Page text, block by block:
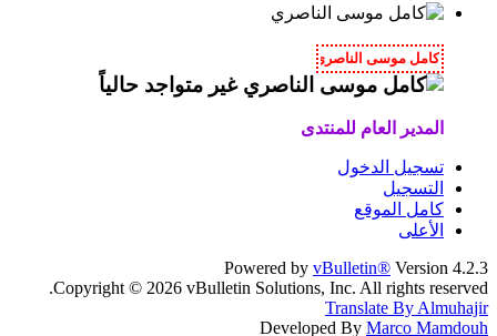
المدير العام للمنتدى
تسجيل الدخول
التسجيل
كامل الموقع
الأعلى
Powered by vBulletin® Version 4.2.3
Copyright © 2026 vBulletin Solutions, Inc. All rights reserved.
Translate By Almuhajir
Developed By Marco Mamdouh